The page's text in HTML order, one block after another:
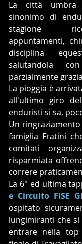
La città umbra
sinonimo di
stagione
appuntamenti,
disciplina
salutandola
parzialmente
La pioggia è
all'ultimo giro
enduristi si sa,
Un
famiglia Fratini
comitati
risparmiata
correre
La 6° ed ultima
e Circuito FISE
ospitato
lungimiranti che
entrare nella